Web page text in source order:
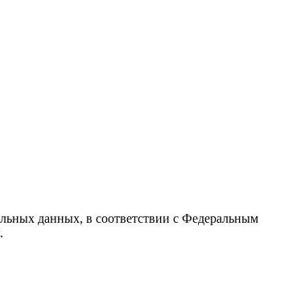
данных, в соответствии с Федеральным